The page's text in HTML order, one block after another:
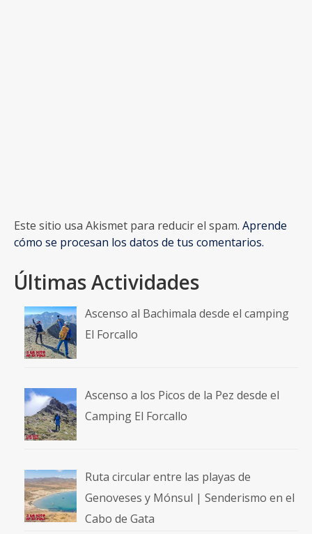
Este sitio usa Akismet para reducir el spam. Aprende
cómo se procesan los datos de tus comentarios.
Últimas Actividades
Ascenso al Bachimala desde el camping
El Forcallo
Ascenso a los Picos de la Pez desde el
Camping El Forcallo
Ruta circular entre las playas de
Genoveses y Mónsul | Senderismo en el
Cabo de Gata